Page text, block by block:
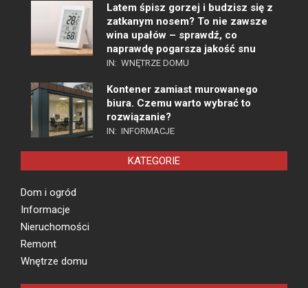
Latem śpisz gorzej i budzisz się z
zatkanym nosem? To nie zawsze
wina upałów – sprawdź, co
naprawdę pogarsza jakość snu
IN: WNĘTRZE DOMU
Kontener zamiast murowanego
biura. Czemu warto wybrać to
rozwiązanie?
IN: INFORMACJE
KATEGORIE
Dom i ogród
Informacje
Nieruchomości
Remont
Wnętrze domu